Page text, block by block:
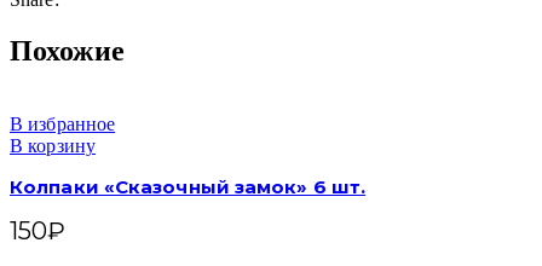
Похожие
В избранное
В корзину
Колпаки «Сказочный замок» 6 шт.
150₽